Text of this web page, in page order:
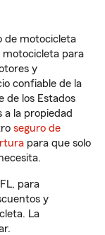
de motocicleta
motocicleta para
y
confiable de la
de los Estados
a la propiedad
seguro de
para que solo
para
y
La